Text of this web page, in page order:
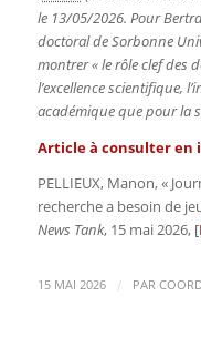
le 13/05/2026. Pour
doctoral de Sorbonne
montrer « le rôle clef des
l’excellence scientifique,
académique que pour la
Article à consulter en
PELLIEUX, Manon, «
recherche a besoin de
News Tank, 15 mai 2026, [
15 MAI 2026 / PAR